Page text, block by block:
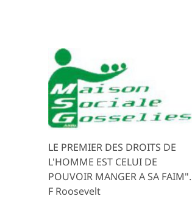
LE PREMIER DES DROITS DE
L'HOMME EST CELUI DE
POUVOIR MANGER A SA FAIM".
F Roosevelt